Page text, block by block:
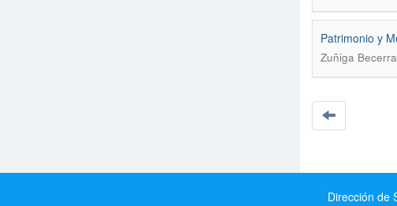
Patrimonio y
Zuñiga
Dirección de